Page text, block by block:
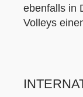
ebenfalls in
Volleys